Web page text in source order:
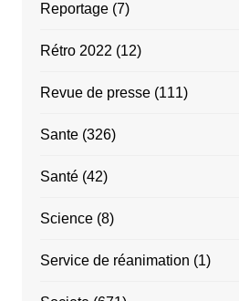
Reportage(7)
Rétro 2022 (12)
Revue de presse(111)
Sante(326)
Santé(42)
Science(8)
Service de réanimation (1)